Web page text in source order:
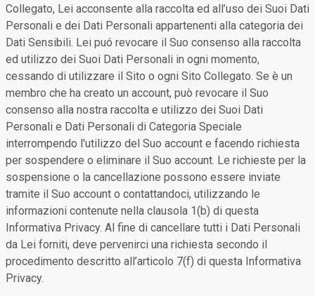
Collegato, Lei acconsente alla raccolta ed all’uso dei Suoi Dati
Personali e dei Dati Personali appartenenti alla categoria dei
Dati Sensibili. Lei puó revocare il Suo consenso alla raccolta
ed utilizzo dei Suoi Dati Personali in ogni momento,
cessando di utilizzare il Sito o ogni Sito Collegato. Se è un
membro che ha creato un account, può revocare il Suo
consenso alla nostra raccolta e utilizzo dei Suoi Dati
Personali e Dati Personali di Categoria Speciale
interrompendo l'utilizzo del Suo account e facendo richiesta
per sospendere o eliminare il Suo account. Le richieste per la
sospensione o la cancellazione possono essere inviate
tramite il Suo account o contattandoci, utilizzando le
informazioni contenute nella clausola 1(b) di questa
Informativa Privacy. Al fine di cancellare tutti i Dati Personali
da Lei forniti, deve pervenirci una richiesta secondo il
procedimento descritto all’articolo 7(f) di questa Informativa
Privacy.